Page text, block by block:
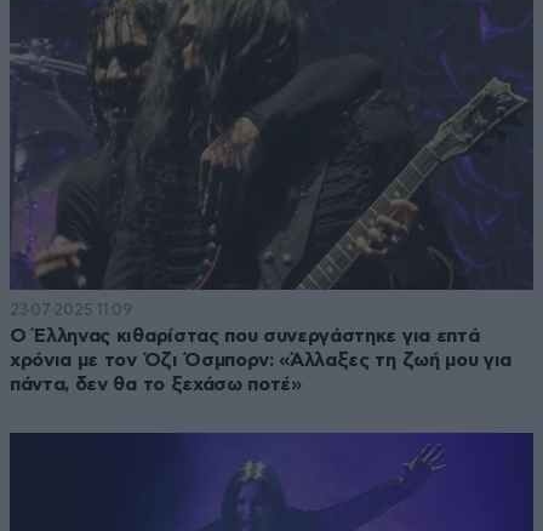
23·07·2025 11:09
Ο Έλληνας κιθαρίστας που συνεργάστηκε για επτά
χρόνια με τον Όζι Όσμπορν: «Άλλαξες τη ζωή μου για
πάντα, δεν θα το ξεχάσω ποτέ»